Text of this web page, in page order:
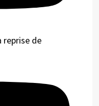
reprise de